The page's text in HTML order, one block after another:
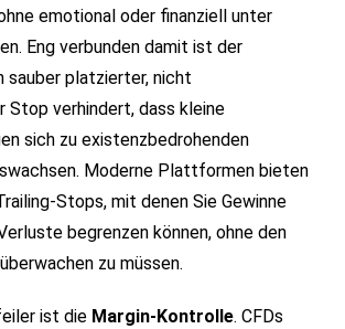
emotional oder finanziell unter
Eng verbunden damit ist der
sauber platzierter, nicht
Stop verhindert, dass kleine
sich zu existenzbedrohenden
Moderne Plattformen bieten
mit denen Sie Gewinne
begrenzen können, ohne den
zu müssen.
ist die Margin‑Kontrolle. CFDs